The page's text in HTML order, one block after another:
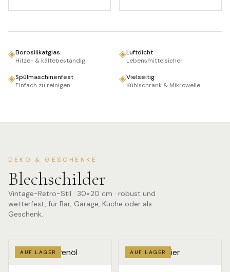
◈Borosilikatglas
Hitze- & kältebeständig
◈Luftdicht
Lebensmittelsicher
◈Spülmaschinenfest
Einfach zu reinigen
◈Vielseitig
Kühlschrank & Mikrowelle
DEKO & GESCHENKE
Blechschilder
Vintage-Retro-Stil · 30×20 cm · robust und
wetterfest, für Bar, Garage, Küche oder als
Geschenk.
AUF LAGER AUF LAGER